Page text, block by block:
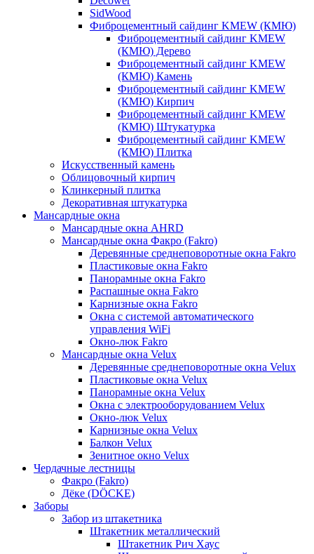
SidWood
Фиброцементный сайдинг KMEW (КМЮ)
Фиброцементный сайдинг KMEW
(КМЮ) Дерево
Фиброцементный сайдинг KMEW
(КМЮ) Камень
Фиброцементный сайдинг KMEW
(КМЮ) Кирпич
Фиброцементный сайдинг KMEW
(КМЮ) Штукатурка
Фиброцементный сайдинг KMEW
(КМЮ) Плитка
Искусственный камень
Облицовочный кирпич
Клинкерный плитка
Декоративная штукатурка
Мансардные окна
Мансардные окна AHRD
Мансардные окна Факро (Fakro)
Деревянные среднеповоротные окна Fakro
Пластиковые окна Fakro
Панорамные окна Fakro
Распашные окна Fakro
Карнизные окна Fakro
Окна с системой автоматического
управления WiFi
Окно-люк Fakro
Мансардные окна Velux
Деревянные среднеповоротные окна Velux
Пластиковые окна Velux
Панорамные окна Velux
Окна с электрооборудованием Velux
Окно-люк Velux
Карнизные окна Velux
Балкон Velux
Зенитное окно Velux
Чердачные лестницы
Факро (Fakro)
Дёке (DÖCKE)
Заборы
Забор из штакетника
Штакетник металлический
Штакетник Рич Хаус